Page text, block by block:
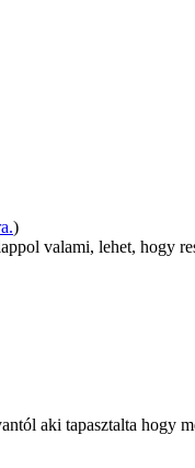
)
valami, lehet, hogy
aki tapasztalta hogy